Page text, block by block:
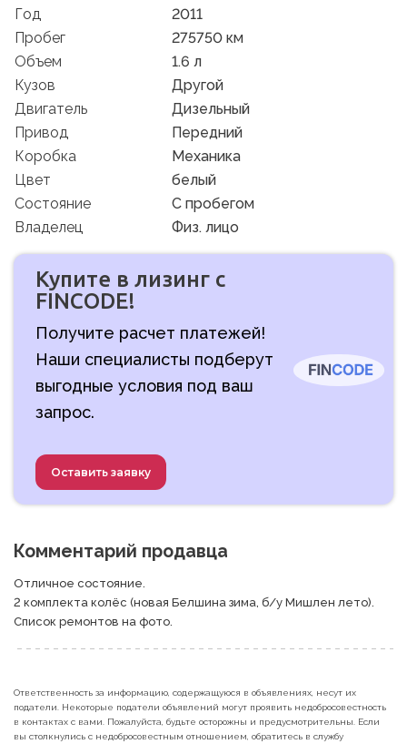
Год
2011
Пробег
275750 км
Объем
1.6 л
Кузов
Другой
Двигатель
Дизельный
Привод
Передний
Коробка
Механика
Цвет
белый
Состояние
C пробегом
Владелец
Физ. лицо
Купите в лизинг с
FINCODE!
Получите расчет платежей!
Наши специалисты подберут
выгодные условия под ваш
запрос.
Оставить заявку
Комментарий продавца
Отличное состояние.
2 комплекта колёс (новая Белшина зима, б/у Мишлен лето).
Список ремонтов на фото.
Ответственность за информацию, содержащуюся в объявлениях, несут их
податели. Некоторые податели объявлений могут проявить недобросовестность
в контактах с вами. Пожалуйста, будьте осторожны и предусмотрительны. Если
вы столкнулись с недобросовестным отношением, обратитесь в службу